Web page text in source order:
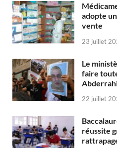
adopte
vente
23 juillet
Le
faire
22 juillet
réussite